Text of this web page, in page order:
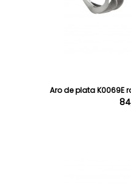
Aro de plata